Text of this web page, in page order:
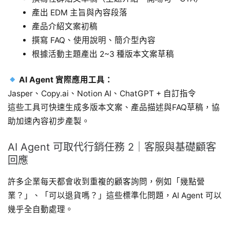
產出 EDM 主旨與內容段落
產品介紹文案初稿
撰寫 FAQ、使用說明、簡介型內容
根據活動主題產出 2~3 種版本文案草稿
AI Agent 實際應用工具：
Jasper、Copy.ai、Notion AI、ChatGPT + 自訂指令
這些工具可快速生成多版本文案、產品描述與FAQ草稿，協
助加速內容初步產製。
AI Agent 可取代行銷任務 2｜客服與基礎顧客
回應
許多企業每天都會收到重複的顧客詢問，例如「幾點營
業？」、「可以退貨嗎？」這些標準化問題，AI Agent 可以
幾乎全自動處理。